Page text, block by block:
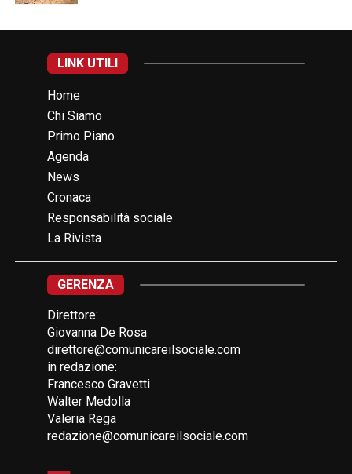
LINK UTILI
Home
Chi Siamo
Primo Piano
Agenda
News
Cronaca
Responsabilità sociale
La Rivista
GERENZA
Direttore:
Giovanna De Rosa
direttore@comunicareilsociale.com
in redazione:
Francesco Gravetti
Walter Medolla
Valeria Rega
redazione@comunicareilsociale.com